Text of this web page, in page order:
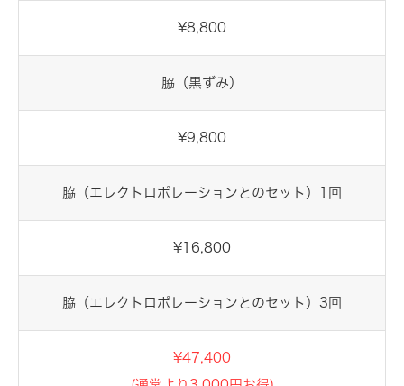
¥8,800
脇（黒ずみ）
¥9,800
脇（エレクトロポレーションとのセット）1回
¥16,800
脇（エレクトロポレーションとのセット）3回
¥47,400